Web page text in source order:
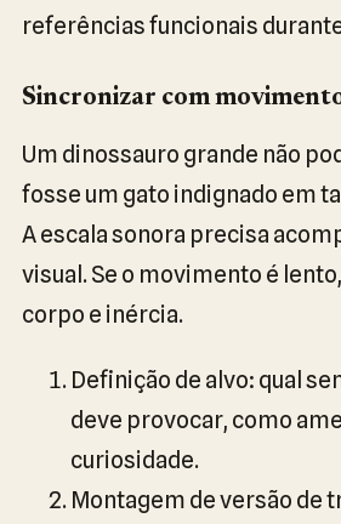
referências funcionais
Sincronizar com
Um dinossauro grande não
fosse um gato indignado em
A escala sonora precisa
visual. Se o movimento é
corpo e inércia.
Definição de alvo: qual
deve provocar, como
curiosidade.
Montagem de versão de